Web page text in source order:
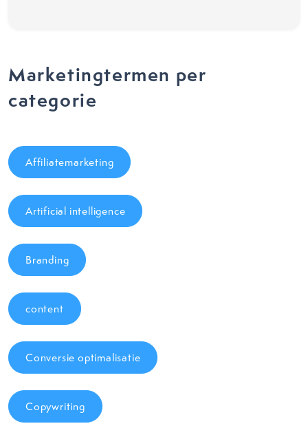
Marketingtermen per
categorie
Affiliatemarketing
Artificial intelligence
Branding
content
Conversie optimalisatie
Copywriting